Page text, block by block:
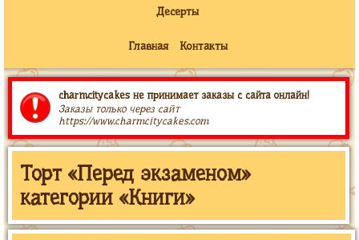
Десерты
Главная Контакты
charmcitycakes не принимает заказы с сайта онлайн!
Заказы только через сайт
https://www.charmcitycakes.com
Торт «Перед экзаменом»
категории «Книги»